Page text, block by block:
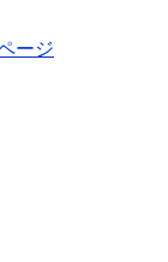
ージ